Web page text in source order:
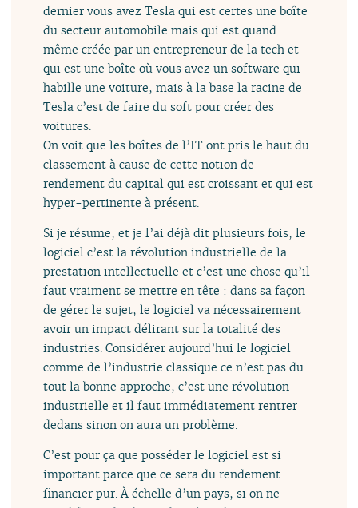
dernier vous avez Tesla qui est certes une boîte
du secteur automobile mais qui est quand
même créée par un entrepreneur de la tech et
qui est une boîte où vous avez un software qui
habille une voiture, mais à la base la racine de
Tesla c’est de faire du soft pour créer des
voitures.
On voit que les boîtes de l’IT ont pris le haut du
classement à cause de cette notion de
rendement du capital qui est croissant et qui est
hyper-pertinente à présent.
Si je résume, et je l’ai déjà dit plusieurs fois, le
logiciel c’est la révolution industrielle de la
prestation intellectuelle et c’est une chose qu’il
faut vraiment se mettre en tête : dans sa façon
de gérer le sujet, le logiciel va nécessairement
avoir un impact délirant sur la totalité des
industries. Considérer aujourd’hui le logiciel
comme de l’industrie classique ce n’est pas du
tout la bonne approche, c’est une révolution
industrielle et il faut immédiatement rentrer
dedans sinon on aura un problème.
C’est pour ça que posséder le logiciel est si
important parce que ce sera du rendement
financier pur. À échelle d’un pays, si on ne